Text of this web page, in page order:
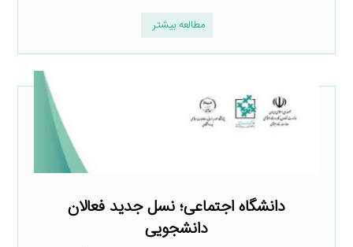
مطالعه بیشتر
دانشگاه اجتماعی؛ نسل جدید فعالان
دانشجویی